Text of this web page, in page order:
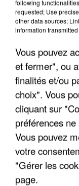
APRÈS
DE FAUNE
following
requested; Use
other data sources;
information
Vous pouvez
et fermer", ou
finalités et/ou
choix". Vous
cliquant sur
préférences
Vous pouvez
votre
"Gérer les
page.